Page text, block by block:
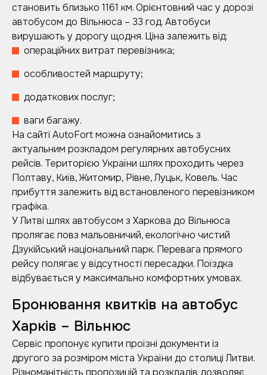
становить близько 1161 км. Орієнтовний час у дорозі
автобусом до Вільнюса – 33 год. Автобуси
вирушають у дорогу щодня. Ціна залежить від:
операційних витрат перевізника;
особливостей маршруту;
додаткових послуг;
ваги багажу.
На сайті AutoFort можна ознайомитись з
актуальним розкладом регулярних автобусних
рейсів. Територією України шлях проходить через
Полтаву, Київ, Житомир, Рівне, Луцьк, Ковель. Час
прибуття залежить від встановленого перевізником
графіка.
У Литві шлях автобусом з Харкова до Вільнюса
пролягає повз мальовничий, екологічно чистий
Дзукійський національний парк. Перевага прямого
рейсу полягає у відсутності пересадки. Поїздка
відбувається у максимально комфортних умовах.
Бронювання квитків на автобус
Харків – Вільнюс
Сервіс пропонує купити проїзні документи із
другого за розміром міста України до столиці Литви.
Різноманітність пропозицій та розкладів дозволяє